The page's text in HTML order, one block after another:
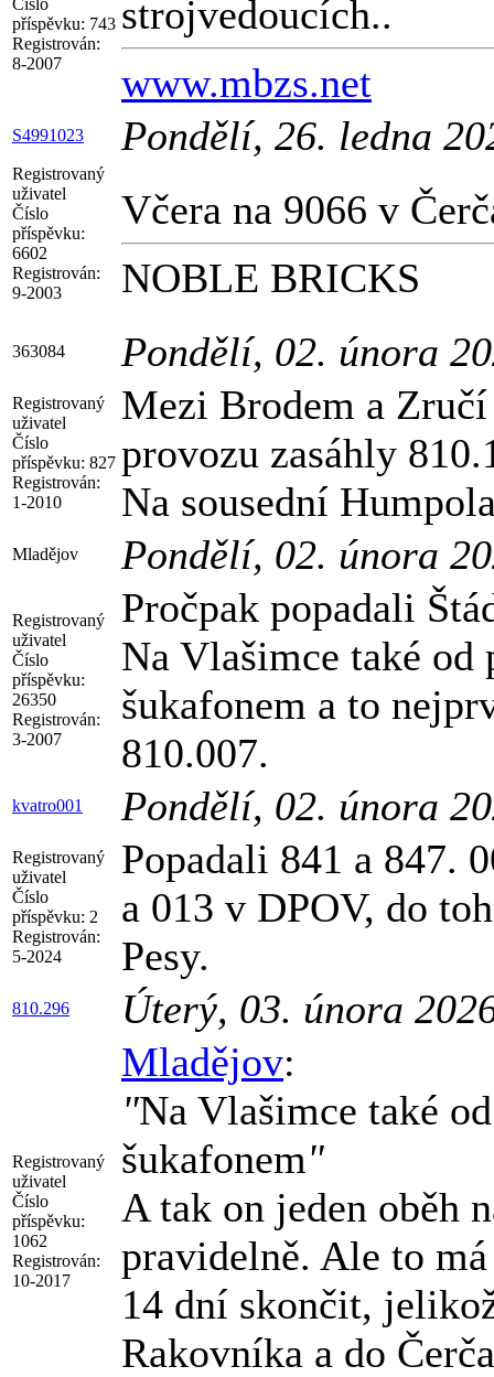
Číslo
příspěvku: 743
Registrován:
8-2007
strojvedoucích..
www.mbzs.net
S4991023 Pondělí, 26. ledna
Registrovaný
uživatel
Číslo
příspěvku:
6602
Registrován:
9-2003
Včera na 9066 v
NOBLE BRICKS
363084 Pondělí, 02. února
Registrovaný
uživatel
Číslo
příspěvku: 827
Registrován:
1-2010
Mezi Brodem a
provozu zasáhly
Na sousední
Mladějov Pondělí, 02. února
Registrovaný
uživatel
Číslo
příspěvku:
26350
Registrován:
3-2007
Pročpak popadali
Na Vlašimce také od
šukafonem a to
810.007.
kvatro001 Pondělí, 02. února
Registrovaný
uživatel
Číslo
příspěvku: 2
Registrován:
5-2024
Popadali 841 a 847.
a 013 v DPOV, do
Pesy.
810.296 Úterý, 03. února
Registrovaný
uživatel
Číslo
příspěvku:
1062
Registrován:
10-2017
Mladějov:
"Na Vlašimce také
šukafonem"
A tak on jeden oběh
pravidelně. Ale to
14 dní skončit,
Rakovníka a do